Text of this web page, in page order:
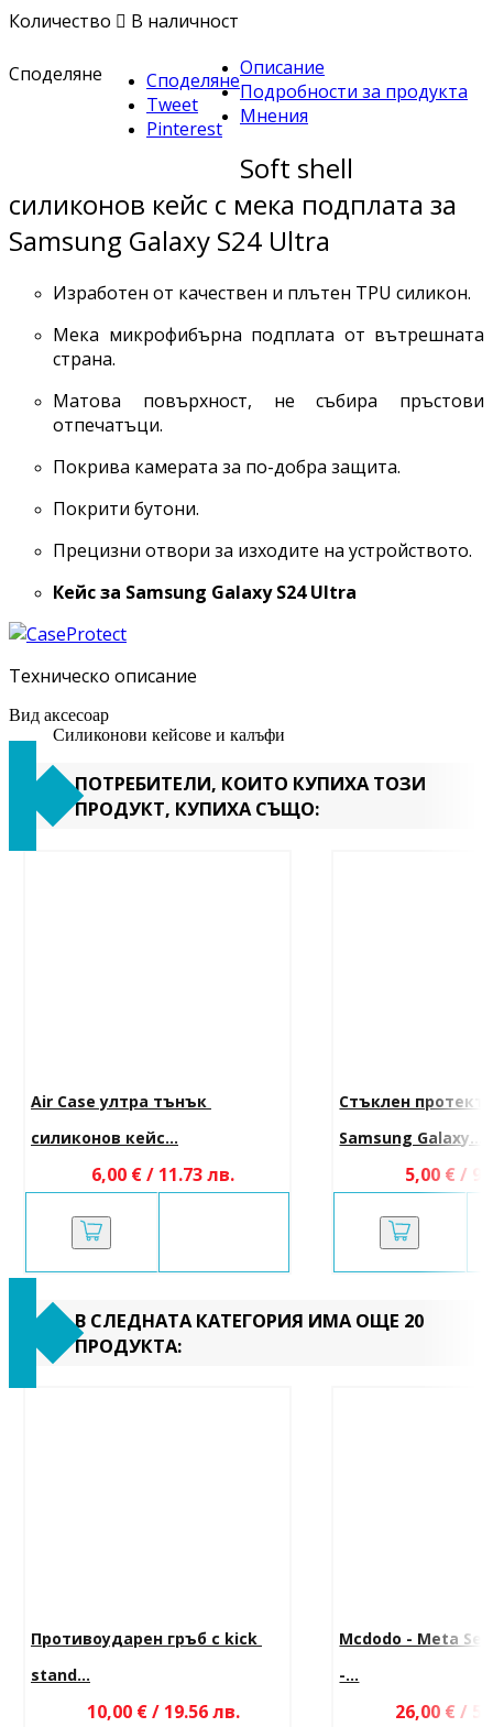
Количество  В наличност
Споделяне
Споделяне
Tweet
Pinterest
Описание
Подробности за продукта
Мнения
Soft shell
силиконов кейс с мека подплата за
Samsung Galaxy S24 Ultra
Изработен от качествен и плътен TPU силикон.
Мека микрофибърна подплата от вътрешната
страна.
Матова повърхност, не събира пръстови
отпечатъци.
Покрива камерата за по-добра защита.
Покрити бутони.
Прецизни отвори за изходите на устройството.
Кейс за Samsung Galaxy S24 Ultra
Техническо описание
Вид аксесоар
Силиконови кейсове и калъфи
ПОТРЕБИТЕЛИ, КОИТО КУПИХА ТОЗИ
ПРОДУКТ, КУПИХА СЪЩО:
Air Case ултра тънък
силиконов кейс...
6,00 € / 11.73 лв.
Стъклен
Samsung Galaxy...
5,00 € /
В СЛЕДНАТА КАТЕГОРИЯ ИМА ОЩЕ 20
ПРОДУКТА:
Противоударен гръб с kick
stand...
10,00 € / 19.56 лв.
Mcdodo - Meta
-...
26,00 € /